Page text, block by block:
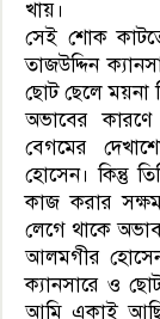
খায়।
সেই শোক
তাজউদ্দিন
ছোট ছেলে ময়না
অভাবের
বেগমের
হোসেন। কিন্তু
কাজ করার
লেগে থাকে
আলমগীর
ক্যানসারে ও
আমি একাই